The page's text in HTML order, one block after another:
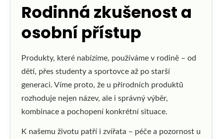
Rodinná zkušenost a
osobní přístup
Produkty, které nabízíme, používáme v rodině – od
dětí, přes studenty a sportovce až po starší
generaci. Víme proto, že u přírodních produktů
rozhoduje nejen název, ale i správný výběr,
kombinace a pochopení konkrétní situace.
K našemu životu patří i zvířata – péče a pozornost u